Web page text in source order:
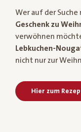
Wer auf der Suche
Geschenk zu
verwöhnen
Lebkuchen-
nicht nur zur
Hier zum